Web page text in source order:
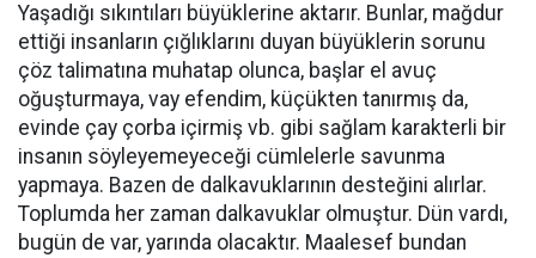
Yaşadığı sıkıntıları büyüklerine aktarır. Bunlar, mağdur
ettiği insanların çığlıklarını duyan büyüklerin sorunu
çöz talimatına muhatap olunca, başlar el avuç
oğuşturmaya, vay efendim, küçükten tanırmış da,
evinde çay çorba içirmiş vb. gibi sağlam karakterli bir
insanın söyleyemeyeceği cümlelerle savunma
yapmaya. Bazen de dalkavuklarının desteğini alırlar.
Toplumda her zaman dalkavuklar olmuştur. Dün vardı,
bugün de var, yarında olacaktır. Maalesef bundan